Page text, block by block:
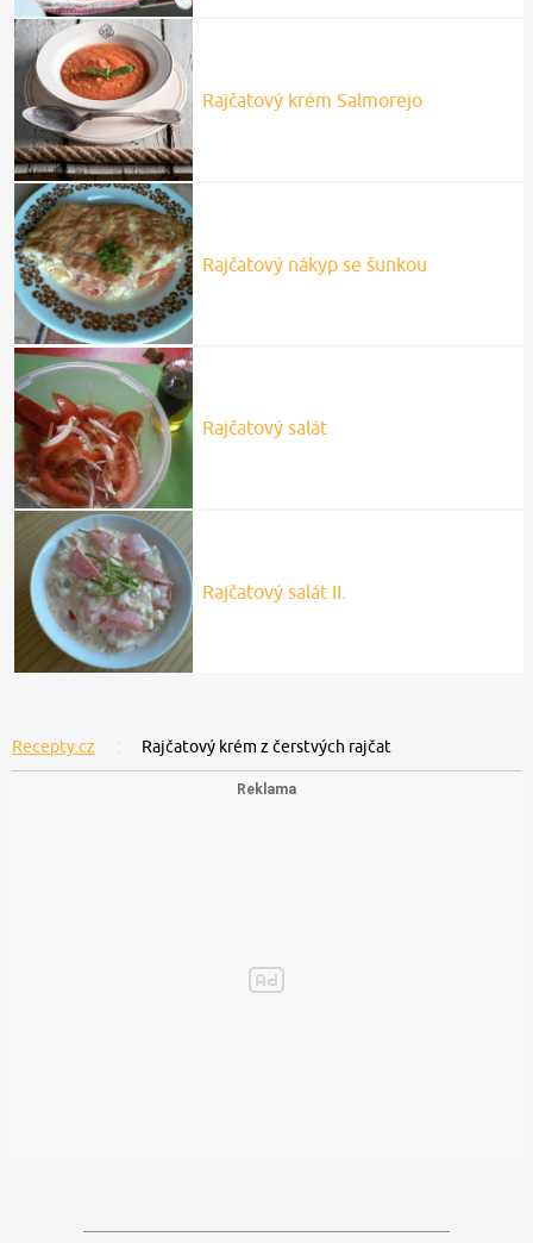
Rajčatový krém Salmorejo
Rajčatový nákyp se šunkou
Rajčatový salát
Rajčatový salát II.
Recepty.cz Rajčatový krém z čerstvých rajčat